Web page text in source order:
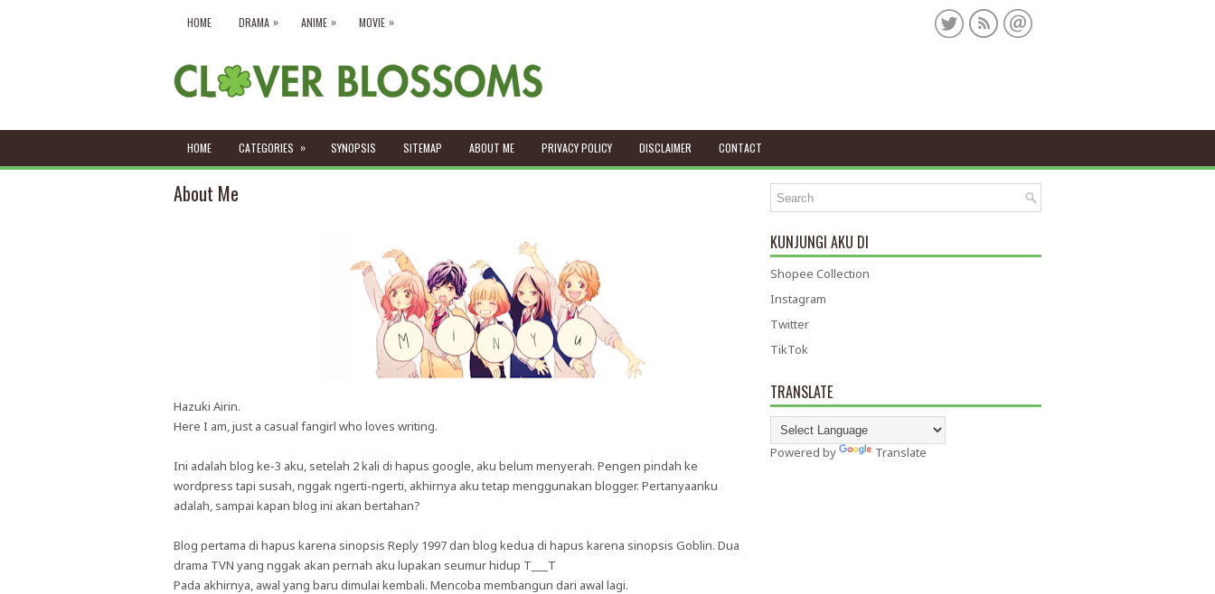
HOME DRAMA » ANIME » MOVIE »
HOME CATEGORIES » SYNOPSIS SITEMAP ABOUT ME PRIVACY POLICY DISCLAIMER CONTACT
About Me
Hazuki Airin.
Here I am, just a casual fangirl who loves writing.
Ini adalah blog ke-3 aku, setelah 2 kali di hapus google, aku belum menyerah. Pengen pindah ke
wordpress tapi susah, nggak ngerti-ngerti, akhirnya aku tetap menggunakan blogger. Pertanyaanku
adalah, sampai kapan blog ini akan bertahan?
Blog pertama di hapus karena sinopsis Reply 1997 dan blog kedua di hapus karena sinopsis Goblin. Dua
drama TVN yang nggak akan pernah aku lupakan seumur hidup T___T
Pada akhirnya, awal yang baru dimulai kembali. Mencoba membangun dari awal lagi.
KUNJUNGI AKU DI
Shopee Collection
Instagram
Twitter
TikTok
TRANSLATE
Powered by Translate